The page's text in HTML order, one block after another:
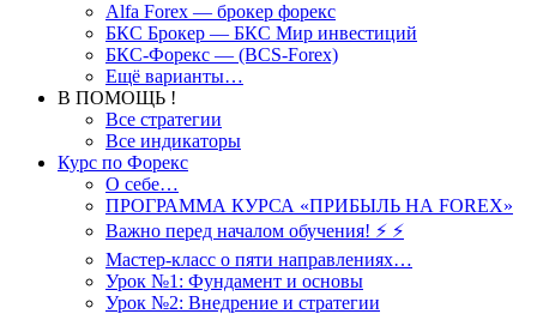
Alfa Forex — брокер форекс
БКС Брокер — БКС Мир инвестиций
БКС-Форекс — (BCS-Forex)
Ещё варианты…
В ПОМОЩЬ !
Все стратегии
Все индикаторы
Курс по Форекс
О себе…
ПРОГРАММА КУРСА «ПРИБЫЛЬ НА FOREX»
Важно перед началом обучения! ⚡ ⚡
Мастер-класс о пяти направлениях…
Урок №1: Фундамент и основы
Урок №2: Внедрение и стратегии